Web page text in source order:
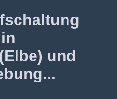
in
und